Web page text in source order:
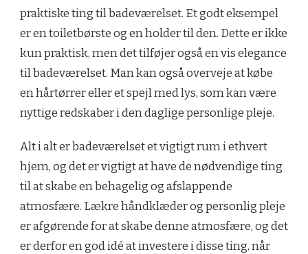
praktiske ting til badeværelset. Et godt eksempel
er en toiletbørste og en holder til den. Dette er ikke
kun praktisk, men det tilføjer også en vis elegance
til badeværelset. Man kan også overveje at købe
en hårtørrer eller et spejl med lys, som kan være
nyttige redskaber i den daglige personlige pleje.
Alt i alt er badeværelset et vigtigt rum i ethvert
hjem, og det er vigtigt at have de nødvendige ting
til at skabe en behagelig og afslappende
atmosfære. Lækre håndklæder og personlig pleje
er afgørende for at skabe denne atmosfære, og det
er derfor en god idé at investere i disse ting, når